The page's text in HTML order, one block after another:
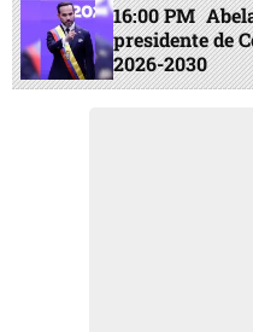
16:00 PM
presidente de
2026-2030